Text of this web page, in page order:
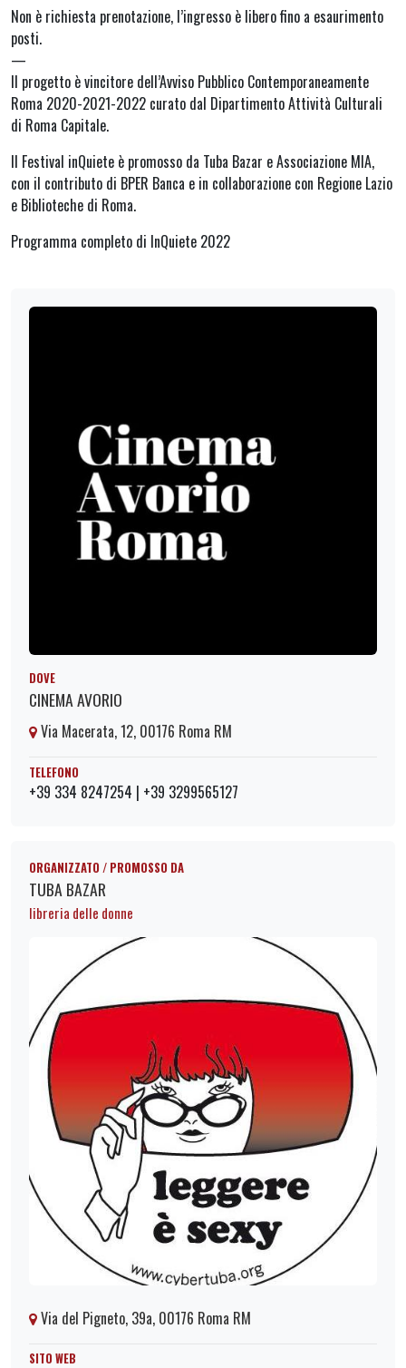
Non è richiesta prenotazione, l’ingresso è libero fino a esaurimento
posti.
—
Il progetto è vincitore dell’Avviso Pubblico Contemporaneamente
Roma 2020-2021-2022 curato dal Dipartimento Attività Culturali
di Roma Capitale.
Il Festival inQuiete è promosso da Tuba Bazar e Associazione MIA,
con il contributo di BPER Banca e in collaborazione con Regione Lazio
e Biblioteche di Roma.
Programma completo di InQuiete 2022
DOVE
CINEMA AVORIO
Via Macerata, 12, 00176 Roma RM
TELEFONO
+39 334 8247254 | +39 3299565127
ORGANIZZATO / PROMOSSO DA
TUBA BAZAR
libreria delle donne
Via del Pigneto, 39a, 00176 Roma RM
SITO WEB